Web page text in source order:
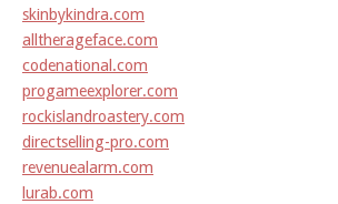
skinbykindra.com
alltherageface.com
codenational.com
progameexplorer.com
rockislandroastery.com
directselling-pro.com
revenuealarm.com
lurab.com